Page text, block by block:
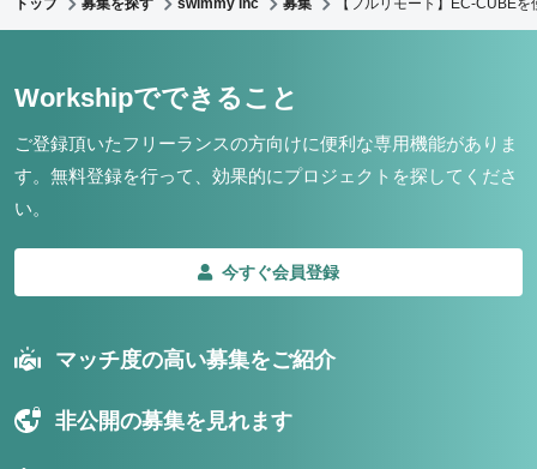
トップ 募集を探す swimmy inc 募集 【フルリモート】EC-CUBE
Workshipでできること
ご登録頂いたフリーランスの方向けに便利な専用機能がありま
す。 無料登録を行って、効果的にプロジェクトを探してくださ
い。
今すぐ会員登録
マッチ度の高い募集をご紹介
非公開の募集を見れます